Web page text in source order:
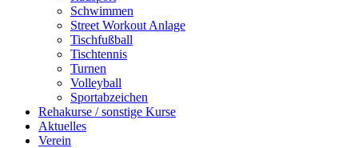
Schwimmen
Street Workout Anlage
Tischfußball
Tischtennis
Turnen
Volleyball
Sportabzeichen
Rehakurse / sonstige Kurse
Aktuelles
Verein